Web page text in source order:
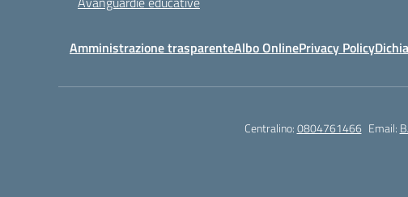
Amministrazione trasparenteAlbo OnlinePrivacy Policy
Centralino:0804761466 Email: